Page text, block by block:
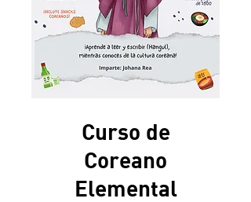
Curso de
Coreano
Elemental